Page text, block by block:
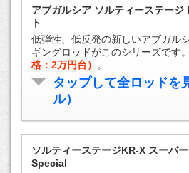
アブガルシア ソルティーステージ
ト
低弾性、低反発の新しいアブガル
ギングロッドがこのシリーズです。
格：2万円台）
。
タップして全ロッドを
ル）
ソルティーステージKR-X スーパ
Special